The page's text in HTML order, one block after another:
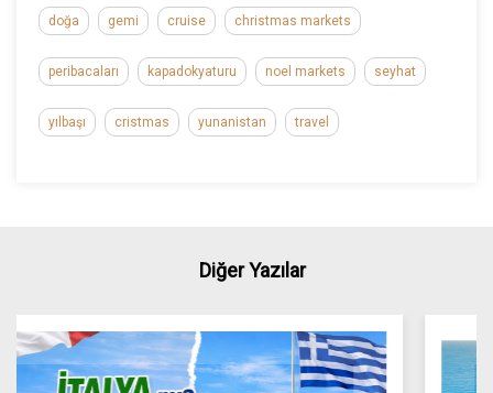
doğa gemi cruise christmas markets
peribacaları kapadokyaturu noel markets seyhat
yılbaşı cristmas yunanistan travel
Diğer Yazılar